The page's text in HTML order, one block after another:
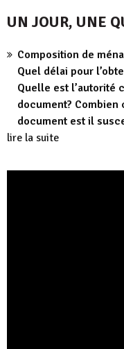
UN JOUR, UNE
Composition de
Quel délai pour
Quelle est l’autorité
document?
document est il
lire la suite